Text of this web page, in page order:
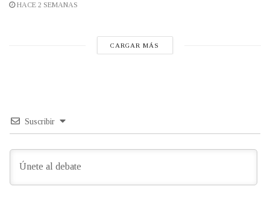
HACE 2 SEMANAS
CARGAR MÁS
Suscribir